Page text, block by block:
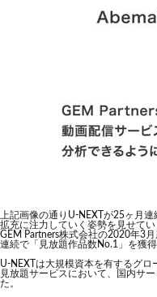
上記画像の通りU-NEXTが25ヶ月
拡充に注力していく姿勢を見せてい
GEM Partners株式会社の2020年3
連続で「見放題作品数No.1」を獲得
U-NEXTは大規模資本を有するグ
見放題サービスにおいて、国内サ
た。